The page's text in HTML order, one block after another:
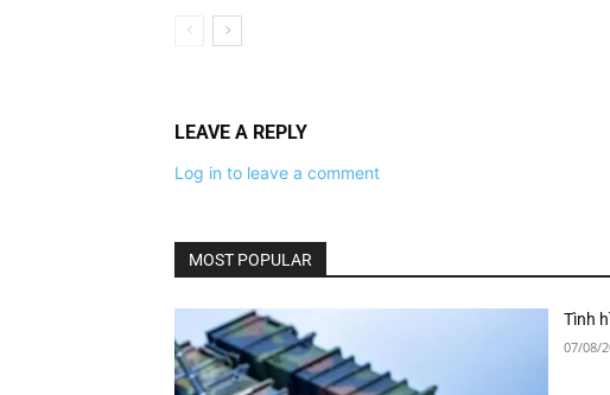
LEAVE A REPLY
Log in to leave a comment
MOST POPULAR
Tình
07/08/